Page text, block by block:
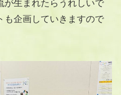
が生まれたらうれしいで
も企画していきますので